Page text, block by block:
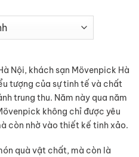
Nội, khách sạn Mövenpick Hà
tượng của sự tinh tế và chất
trung thu. Năm này qua năm
không chỉ được yêu
còn nhờ vào thiết kế tinh xảo.
quà vật chất, mà còn là